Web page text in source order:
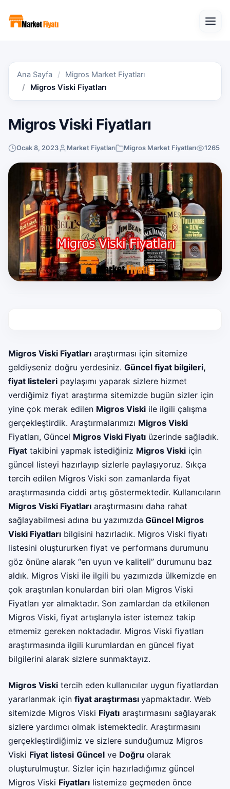
Ana Sayfa
Migros Market Fiyatları
Migros Viski Fiyatları
Migros Viski Fiyatları
Ocak 8, 2023 Market Fiyatları Migros Market Fiyatları 1265
Migros Viski Fiyatları araştırması için sitemize
geldiyseniz doğru yerdesiniz. Güncel fiyat bilgileri,
fiyat listeleri paylaşımı yaparak sizlere hizmet
verdiğimiz fiyat araştırma sitemizde bugün sizler için
yine çok merak edilen Migros Viski ile ilgili çalışma
gerçekleştirdik. Araştırmalarımızı Migros Viski
Fiyatları, Güncel Migros Viski Fiyatı üzerinde sağladık.
Fiyat takibini yapmak istediğiniz Migros Viski için
güncel listeyi hazırlayıp sizlerle paylaşıyoruz. Sıkça
tercih edilen Migros Viski son zamanlarda fiyat
araştırmasında ciddi artış göstermektedir. Kullanıcıların
Migros Viski Fiyatları araştırmasını daha rahat
sağlayabilmesi adına bu yazımızda Güncel Migros
Viski Fiyatları bilgisini hazırladık. Migros Viski fiyatı
listesini oluştururken fiyat ve performans durumunu
göz önüne alarak “en uyun ve kaliteli” durumunu baz
aldık. Migros Viski ile ilgili bu yazımızda ülkemizde en
çok araştırılan konulardan biri olan Migros Viski
Fiyatları yer almaktadır. Son zamlardan da etkilenen
Migros Viski, fiyat artışlarıyla ister istemez takip
etmemiz gereken noktadadır. Migros Viski fiyatları
araştırmasında ilgili kurumlardan en güncel fiyat
bilgilerini alarak sizlere sunmaktayız.
Migros Viski tercih eden kullanıcılar uygun fiyatlardan
yararlanmak için fiyat araştırması yapmaktadır. Web
sitemizde Migros Viski Fiyatı araştırmasını sağlayarak
sizlere yardımcı olmak istemektedir. Araştırmasını
gerçekleştirdiğimiz ve sizlere sunduğumuz Migros
Viski Fiyat listesi Güncel ve Doğru olarak
oluşturulmuştur. Sizler için hazırladığımız güncel
Migros Viski Fiyatları listemize geçmeden önce